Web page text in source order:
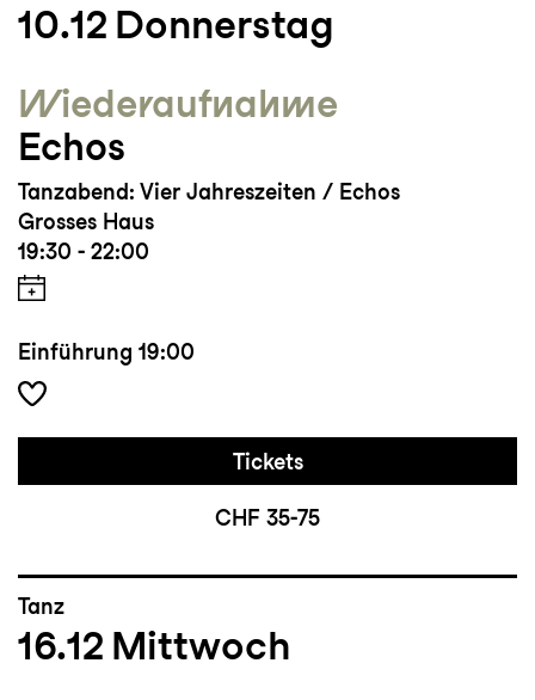
10.12 Donnerstag
Wieder­aufnahme
Echos
Tanzabend: Vier Jahreszeiten / Echos
Grosses Haus
19:30 - 22:00
Einführung 19:00
Tickets
CHF 35-75
Tanz
16.12 Mittwoch